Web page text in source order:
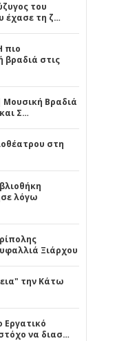
του
έχασε τη ζ…
πιο
βραδιά στις
Βραδιά
Σ…
στη
λόγω
Ξιάρχου
την Κάτω
να διασ…